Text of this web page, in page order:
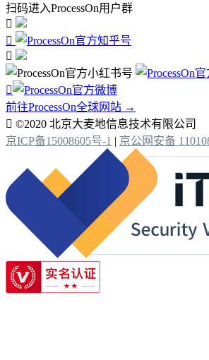
扫码进入ProcessOn用户群




前往ProcessOn全球网站 →
 ©2020 北京大麦地信息技术有限公司
京ICP备15008605号-1 | 京公网安备